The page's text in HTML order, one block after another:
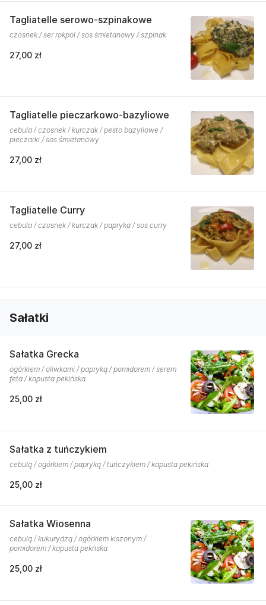
Tagliatelle serowo-szpinakowe
czosnek / ser rokpol / sos śmietanowy / szpinak
27,00 zł
Tagliatelle pieczarkowo-bazyliowe
cebula / czosnek / kurczak / pesto bazyliowe /
pieczarki / sos śmietanowy
27,00 zł
Tagliatelle Curry
cebula / czosnek / kurczak / papryka / sos curry
27,00 zł
Sałatki
Sałatka Grecka
ogórkiem / oliwkami / papryką / pomidorem / serem
feta / kapusta pekińska
25,00 zł
Sałatka z tuńczykiem
cebulą / ogórkiem / papryką / tuńczykiem / kapusta pekińska
25,00 zł
Sałatka Wiosenna
cebulą / kukurydzą / ogórkiem kiszonym /
pomidorem / kapusta pekńska
25,00 zł